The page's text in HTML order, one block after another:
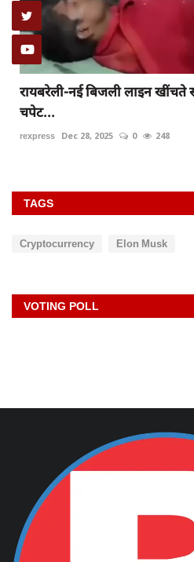
रायबरेली-नई बिजली लाइन खींचते
चपेट...
rexpress Dec 28, 2025 0 248
TAGS
Cryptocurrency Elon Musk
VOTING POLL